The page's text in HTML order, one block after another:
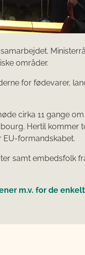
områder.
for fødevarer,
cirka 11 gange om
Hertil kommer
EU-formandskabet.
samt embedsfolk
m.v. for de